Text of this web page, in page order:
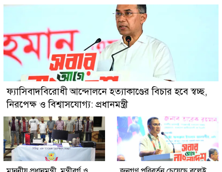
ফ্যাসিবাদবিরোধী আন্দোলনে হত্যাকাণ্ডের বিচার হবে স্বচ্ছ,
নিরপেক্ষ ও বিশ্বাসযোগ্য: প্রধানমন্ত্রী